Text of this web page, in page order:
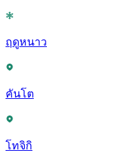
ฤดูหนาว
คันโต
โทจิกิ